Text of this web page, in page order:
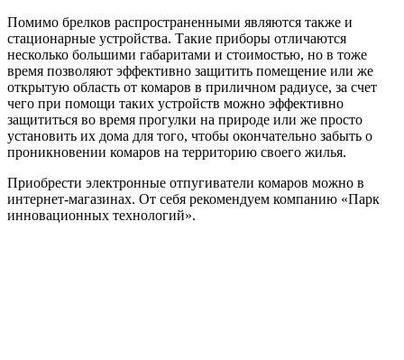
Помимо брелков распространенными являются также и
стационарные устройства. Такие приборы отличаются
несколько большими габаритами и стоимостью, но в тоже
время позволяют эффективно защитить помещение или же
открытую область от комаров в приличном радиусе, за счет
чего при помощи таких устройств можно эффективно
защититься во время прогулки на природе или же просто
установить их дома для того, чтобы окончательно забыть о
проникновении комаров на территорию своего жилья.
Приобрести электронные отпугиватели комаров можно в
интернет-магазинах. От себя рекомендуем компанию «Парк
инновационных технологий».